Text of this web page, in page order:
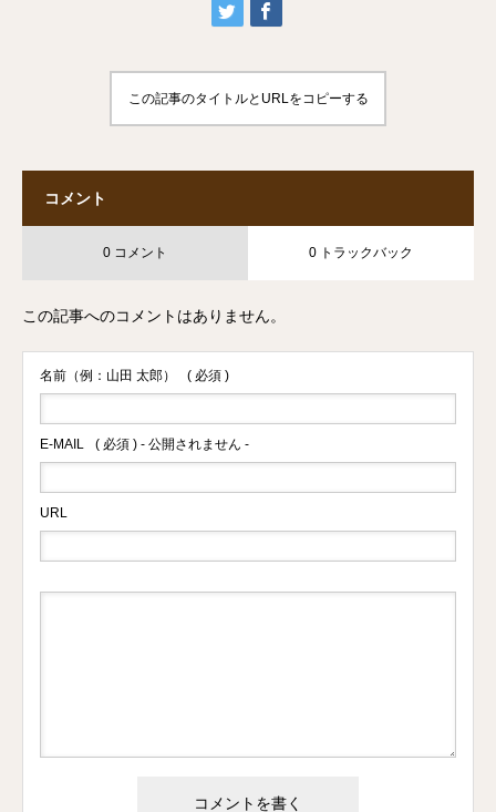
この記事のタイトルとURLをコピーする
コメント
0 コメント 0 トラックバック
この記事へのコメントはありません。
名前（例：山田 太郎） ( 必須 )
E-MAIL ( 必須 ) - 公開されません -
URL